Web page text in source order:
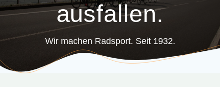
ausfallen.
Wir machen Radsport. Seit 1932.